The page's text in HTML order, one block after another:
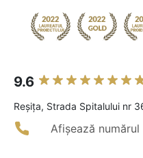
9.6
Reşiţa, Strada Spitalului nr
Afișează